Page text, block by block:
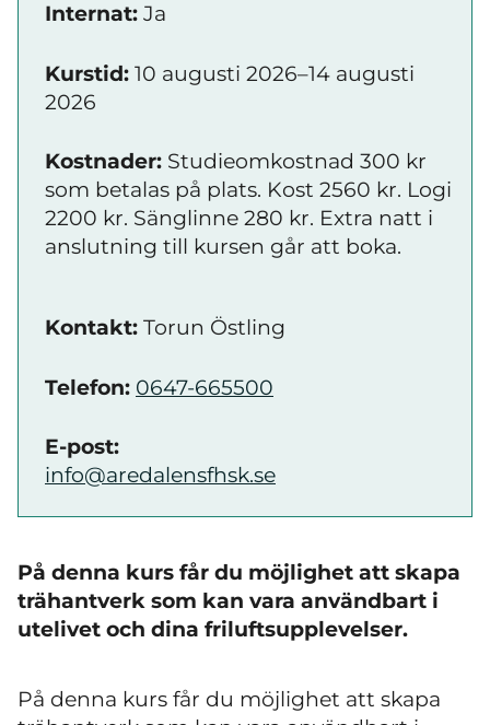
Internat: Ja
Kurstid: 10 augusti 2026–14 augusti
2026
Kostnader: Studieomkostnad 300 kr
som betalas på plats. Kost 2560 kr. Logi
2200 kr. Sänglinne 280 kr. Extra natt i
anslutning till kursen går att boka.
Kontakt: Torun Östling
Telefon: 0647-665500
E-post:
info@aredalensfhsk.se
På denna kurs får du möjlighet att skapa
trähantverk som kan vara användbart i
utelivet och dina friluftsupplevelser.
På denna kurs får du möjlighet att skapa